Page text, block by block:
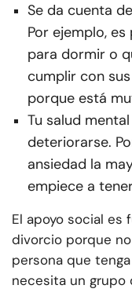
Se da cuenta
Por ejemplo,
para dormir o
cumplir con
porque está
Tu salud
deteriorarse.
ansiedad la
empiece a
El apoyo social es
divorcio porque
persona que
necesita un grupo